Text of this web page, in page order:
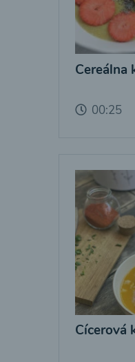
Cereálna
00:25
Cícerová